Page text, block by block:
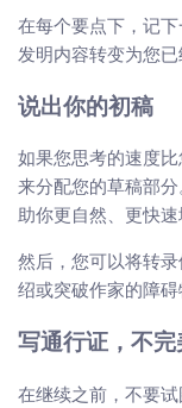
在每个要点下，记
发明内容转变为您已
说出你的初稿
如果您思考的速度
来分配您的草稿部
助你更自然、更快速
然后，您可以将转
绍或突破作家的障碍
写通行证，不完
在继续之前，不要